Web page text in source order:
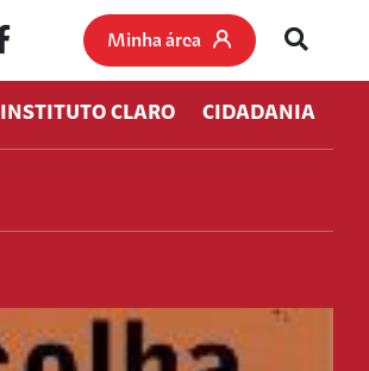
Minha área
INSTITUTO CLARO CIDADANIA